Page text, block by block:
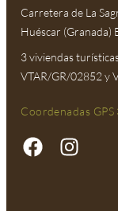
Carretera de La
Huéscar (Granada)
3 viviendas
VTAR/GR/02852 y
Coordenadas